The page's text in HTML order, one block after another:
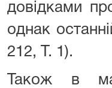
довідками
однак
212, Т. 1).
Також в